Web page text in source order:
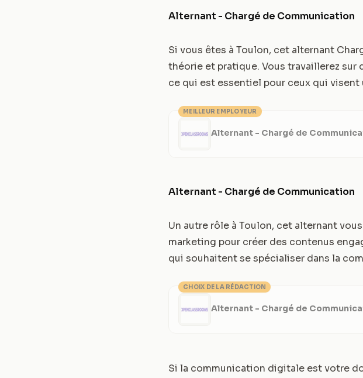
Alternant - Chargé de Communication
Si vous êtes à Toulon, cet alternant
théorie et pratique. Vous travaillerez
ce qui est essentiel pour ceux qui
MEILLEUR EMPLOYEUR
Alternant - Chargé de
Alternant - Chargé de Communication
Un autre rôle à Toulon, cet alternant
marketing pour créer des contenus
qui souhaitent se spécialiser dans la
CHOIX DE LA RÉDACTION
Alternant - Chargé de
Si la communication digitale est votre